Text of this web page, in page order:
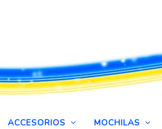
ACCESORIOS MOCHILAS